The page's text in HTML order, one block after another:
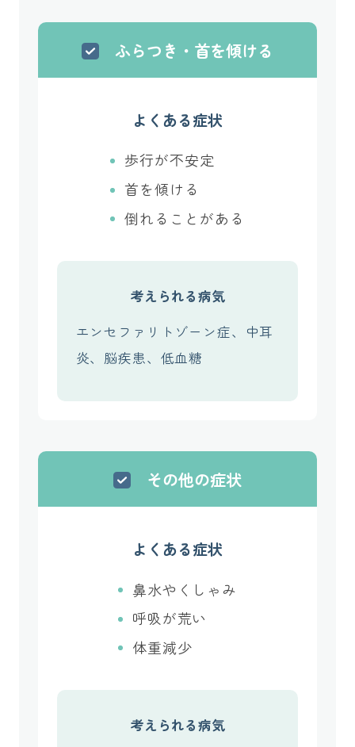
ふらつき・首を傾ける
よくある症状
歩行が不安定
首を傾ける
倒れることがある
考えられる病気
エンセファリトゾーン症、中耳
炎、脳疾患、低血糖
その他の症状
よくある症状
鼻水やくしゃみ
呼吸が荒い
体重減少
考えられる病気